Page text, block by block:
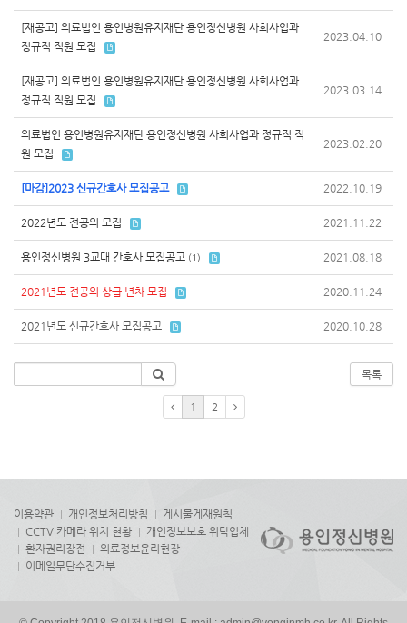
[재공고] 의료법인 용인병원유지재단 용인정신병원 사회사업과
정규직 직원 모집
2023.04.10
[재공고] 의료법인 용인병원유지재단 용인정신병원 사회사업과
정규직 직원 모집
2023.03.14
의료법인 용인병원유지재단 용인정신병원 사회사업과 정규직 직
원 모집
2023.02.20
[마감]2023 신규간호사 모집공고 2022.10.19
2022년도 전공의 모집 2021.11.22
용인정신병원 3교대 간호사 모집공고 (1) 2021.08.18
2021년도 전공의 상급 년차 모집 2020.11.24
2021년도 신규간호사 모집공고 2020.10.28
목록
1 2
이용약관 개인정보처리방침
게시물게재원칙
CCTV 카메라 위치 현황
개인정보보호 위탁업체
환자권리장전
의료정보윤리헌장
이메일무단수집거부